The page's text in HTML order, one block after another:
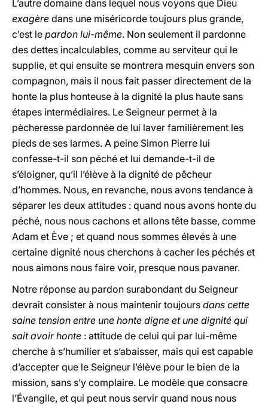
L’autre domaine dans lequel nous voyons que Dieu
exagère dans une miséricorde toujours plus grande,
c’est le pardon lui-même. Non seulement il pardonne
des dettes incalculables, comme au serviteur qui le
supplie, et qui ensuite se montrera mesquin envers son
compagnon, mais il nous fait passer directement de la
honte la plus honteuse à la dignité la plus haute sans
étapes intermédiaires. Le Seigneur permet à la
pècheresse pardonnée de lui laver familièrement les
pieds de ses larmes. A peine Simon Pierre lui
confesse-t-il son péché et lui demande-t-il de
s’éloigner, qu’il l’élève à la dignité de pêcheur
d’hommes. Nous, en revanche, nous avons tendance à
séparer les deux attitudes : quand nous avons honte du
péché, nous nous cachons et allons tête basse, comme
Adam et Ève ; et quand nous sommes élevés à une
certaine dignité nous cherchons à cacher les péchés et
nous aimons nous faire voir, presque nous pavaner.
Notre réponse au pardon surabondant du Seigneur
devrait consister à nous maintenir toujours dans cette
saine tension entre une honte digne et une dignité qui
sait avoir honte : attitude de celui qui par lui-même
cherche à s’humilier et s’abaisser, mais qui est capable
d’accepter que le Seigneur l’élève pour le bien de la
mission, sans s’y complaire. Le modèle que consacre
l’Évangile, et qui peut nous servir quand nous nous